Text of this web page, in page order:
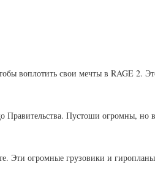
воплотить свои мечты в RAGE 2.
Правительства. Пустоши огромны, но
Эти огромные грузовики и гиропланы